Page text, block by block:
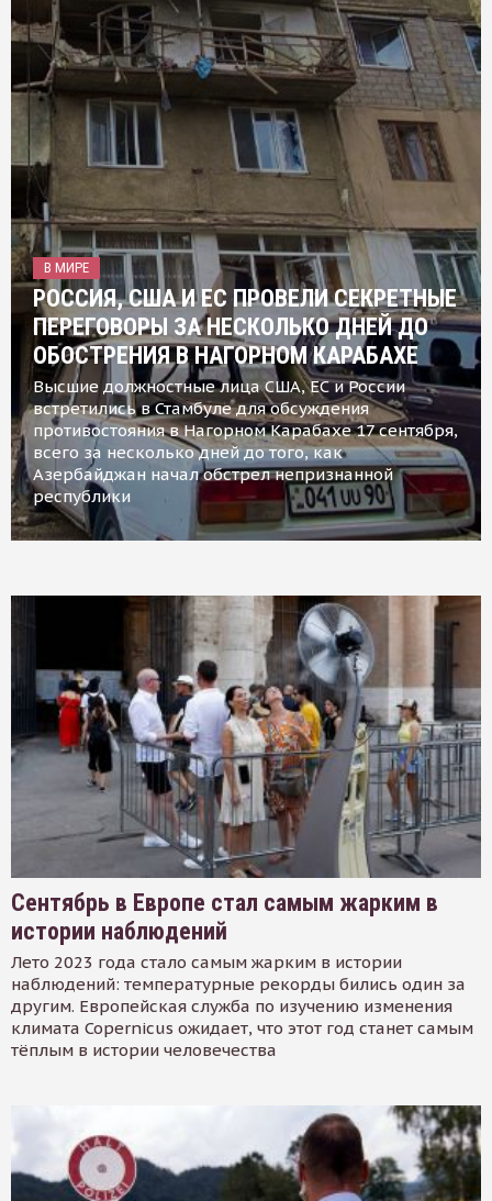
В МИРЕ
РОССИЯ, США И ЕС ПРОВЕЛИ СЕКРЕТНЫЕ
ПЕРЕГОВОРЫ ЗА НЕСКОЛЬКО ДНЕЙ ДО
ОБОСТРЕНИЯ В НАГОРНОМ КАРАБАХЕ
Высшие должностные лица США, ЕС и России
встретились в Стамбуле для обсуждения
противостояния в Нагорном Карабахе 17 сентября,
всего за несколько дней до того, как
Азербайджан начал обстрел непризнанной
республики
Сентябрь в Европе стал самым жарким в
истории наблюдений
Лето 2023 года стало самым жарким в истории
наблюдений: температурные рекорды бились один за
другим. Европейская служба по изучению изменения
климата Copernicus ожидает, что этот год станет самым
тёплым в истории человечества